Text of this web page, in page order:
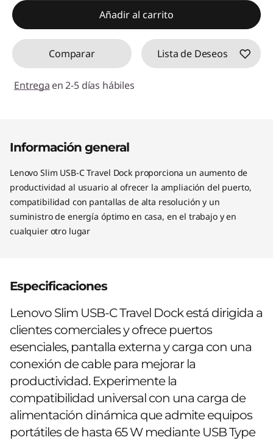
Ahorros instantáneos :-S/. 121
Añadir al carrito
Comparar Lista de Deseos
Entrega en 2-5 días hábiles
Información general
Lenovo Slim USB-C Travel Dock proporciona un aumento de
productividad al usuario al ofrecer la ampliación del puerto,
compatibilidad con pantallas de alta resolución y un
suministro de energía óptimo en casa, en el trabajo y en
cualquier otro lugar
Especificaciones
Lenovo Slim USB-C Travel Dock está dirigida a
clientes comerciales y ofrece puertos
esenciales, pantalla externa y carga con una
conexión de cable para mejorar la
productividad. Experimente la
compatibilidad universal con una carga de
alimentación dinámica que admite equipos
portátiles de hasta 65 W mediante USB Type